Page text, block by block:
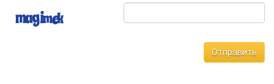
Отправить